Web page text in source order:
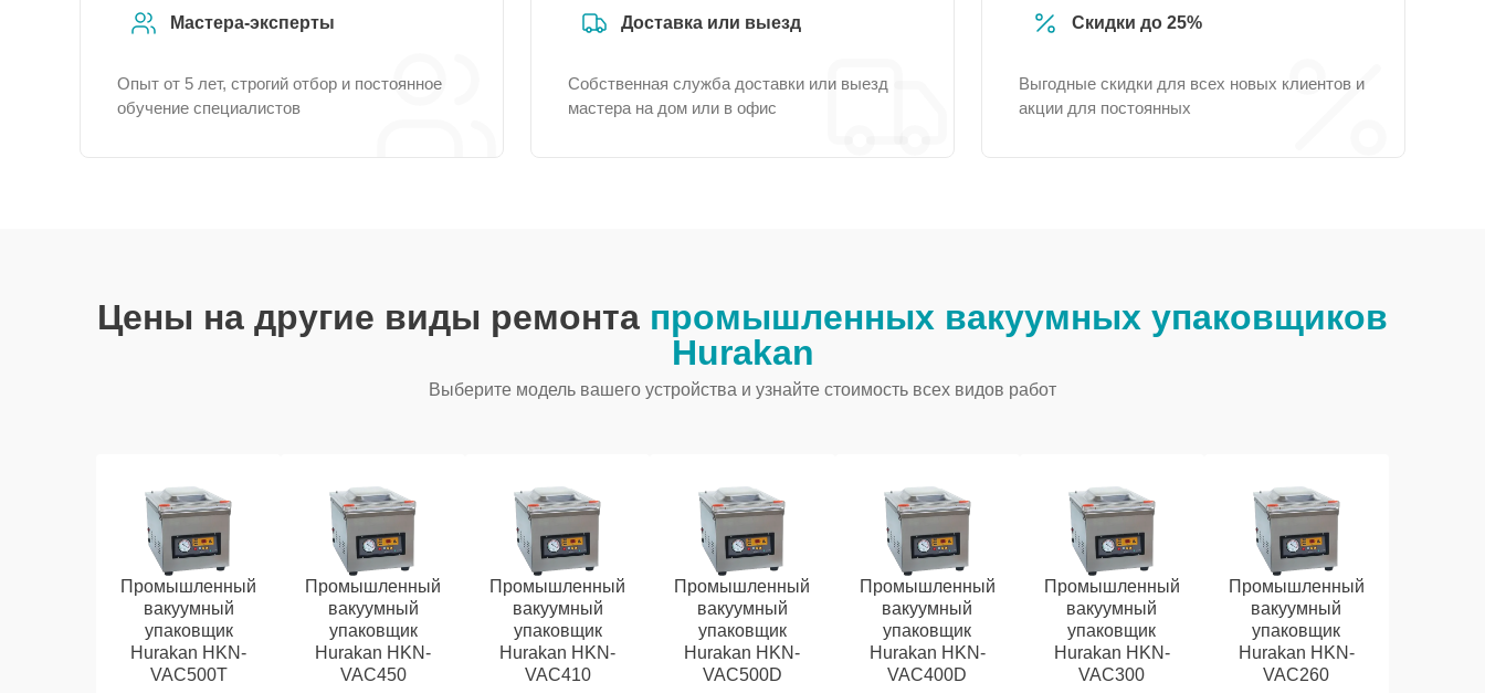
Мастера-эксперты
Опыт от 5 лет, строгий отбор и постоянное
обучение специалистов
Доставка или выезд
Собственная служба доставки или выезд
мастера на дом или в офис
Скидки до 25%
Выгодные скидки для всех новых клиентов и
акции для постоянных
Цены на другие виды ремонта промышленных вакуумных упаковщиков
Hurakan
Выберите модель вашего устройства и узнайте стоимость всех видов работ
Промышленный
вакуумный
упаковщик
Hurakan HKN-
VAC500T
Промышленный
вакуумный
упаковщик
Hurakan HKN-
VAC450
Промышленный
вакуумный
упаковщик
Hurakan HKN-
VAC410
Промышленный
вакуумный
упаковщик
Hurakan HKN-
VAC500D
Промышленный
вакуумный
упаковщик
Hurakan HKN-
VAC400D
Промышленный
вакуумный
упаковщик
Hurakan HKN-
VAC300
Промышленный
вакуумный
упаковщик
Hurakan HKN-
VAC260